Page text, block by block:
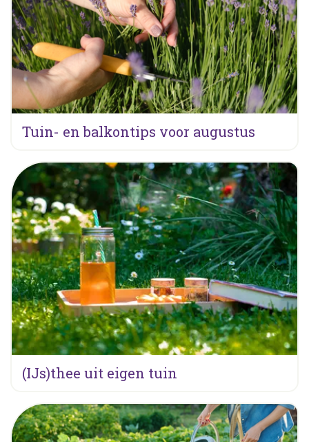
Tuin- en balkontips voor augustus
(IJs)thee uit eigen tuin